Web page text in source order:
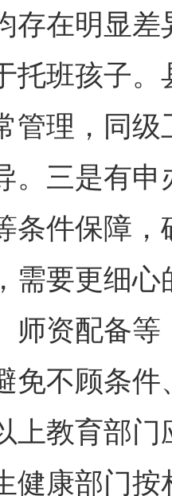
存在明显
托班孩子
管理，同
。三是有
条件保障
需要更细
师资配备
免不顾条
上教育部
健康部门